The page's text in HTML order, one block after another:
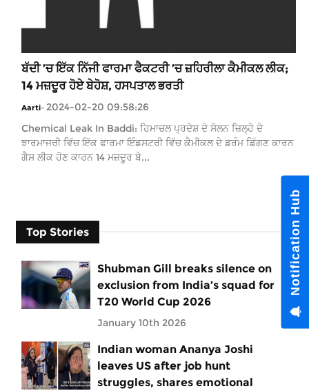
ਬੱਦੀ ’ਚ ਇੱਕ ਨਿੱਜੀ ਫਾਰਮਾ ਫੈਕਟਰੀ ’ਚ ਜ਼ਹਿਰੀਲਾ ਕੈਮੀਕਲ ਲੀਕ;
14 ਮਜ਼ਦੂਰ ਹੋਏ ਬੇਹੋਸ਼, ਹਸਪਤਾਲ ਭਰਤੀ
Aarti- 2024-02-20 09:58:26
Chemical Leak In Baddi: ਹਿਮਾਚਲ ਪ੍ਰਦੇਸ਼ ਦੇ ਸੋਲਨ ਜ਼ਿਲ੍ਹੇ ਦੇ
ਝਾਰਮਾਜਰੀ ਵਿੱਚ ਇੱਕ ਫਾਰਮਾ ਇੰਡਸਟਰੀ ਵਿੱਚ ਕੈਮੀਕਲ ਦੇ ਡਰੰਮ ਡਿੱਗਣ ਕਾਰਨ
ਗੈਸ ਲੀਕ ਹੋਣ ਕਾਰਨ 14 ਮਜ਼ਦੂਰ ਬੇ...
Top Stories
Shubman Gill breaks silence on
exclusion from India’s squad for
T20 World Cup 2026
January 10th 2026
Indian woman Ananya Joshi
leaves US after job hunt
struggles, shares emotional
Notification Hub